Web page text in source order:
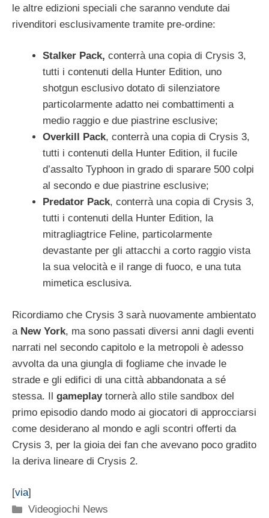
le altre edizioni speciali che saranno vendute dai
rivenditori esclusivamente tramite pre-ordine:
Stalker Pack, conterrà una copia di Crysis 3,
tutti i contenuti della Hunter Edition, uno
shotgun esclusivo dotato di silenziatore
particolarmente adatto nei combattimenti a
medio raggio e due piastrine esclusive;
Overkill Pack, conterrà una copia di Crysis 3,
tutti i contenuti della Hunter Edition, il fucile
d’assalto Typhoon in grado di sparare 500 colpi
al secondo e due piastrine esclusive;
Predator Pack, conterrà una copia di Crysis 3,
tutti i contenuti della Hunter Edition, la
mitragliagtrice Feline, particolarmente
devastante per gli attacchi a corto raggio vista
la sua velocità e il range di fuoco, e una tuta
mimetica esclusiva.
Ricordiamo che Crysis 3 sarà nuovamente ambientato
a New York, ma sono passati diversi anni dagli eventi
narrati nel secondo capitolo e la metropoli è adesso
avvolta da una giungla di fogliame che invade le
strade e gli edifici di una città abbandonata a sé
stessa. Il gameplaytornerà allo stile sandbox del
primo episodio dando modo ai giocatori di approcciarsi
come desiderano al mondo e agli scontri offerti da
Crysis 3, per la gioia dei fan che avevano poco gradito
la deriva lineare di Crysis 2.
[via]
Categorie
Videogiochi News